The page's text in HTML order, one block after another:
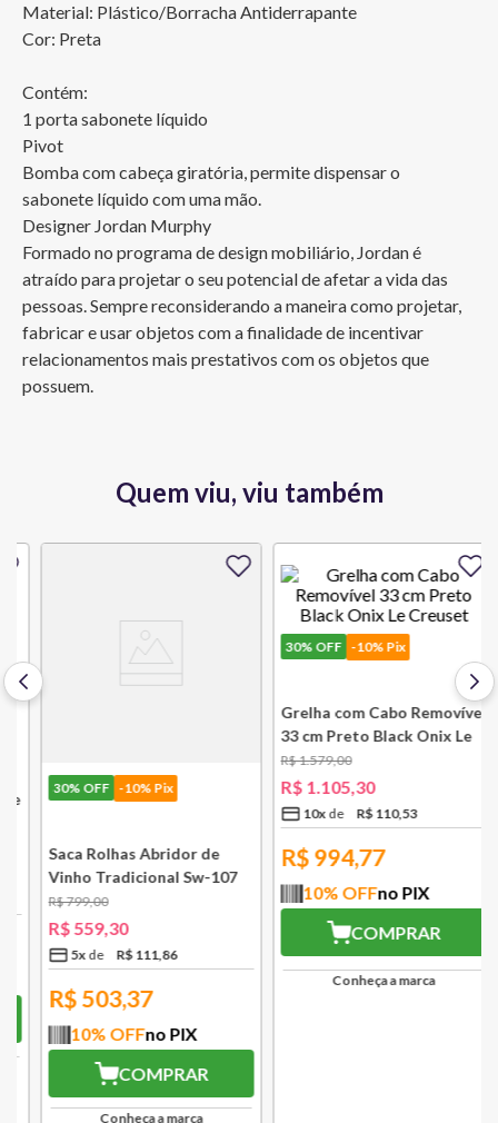
Material: Plástico/Borracha Antiderrapante
Cor: Preta
Contém:
1 porta sabonete líquido
Pivot
Bomba com cabeça giratória, permite dispensar o
sabonete líquido com uma mão.
Designer Jordan Murphy
Formado no programa de design mobiliário, Jordan é
atraído para projetar o seu potencial de afetar a vida das
pessoas. Sempre reconsiderando a maneira como projetar,
fabricar e usar objetos com a finalidade de incentivar
relacionamentos mais prestativos com os objetos que
possuem.
Quem viu, viu também
30%OFF -10% Pix
Saca Rolhas Abridor de
Vinho Tradicional Sw-107
Ply Le Creuset
799,00
R$559,30
5x R$ 111,86
R$503,37
10% OFFno PIX
COMPRAR
Conheça a marca
30%OFF -10% Pix
Grelha com Cabo Removível
Creuset
1.579,00
105,30
10x R$110,53